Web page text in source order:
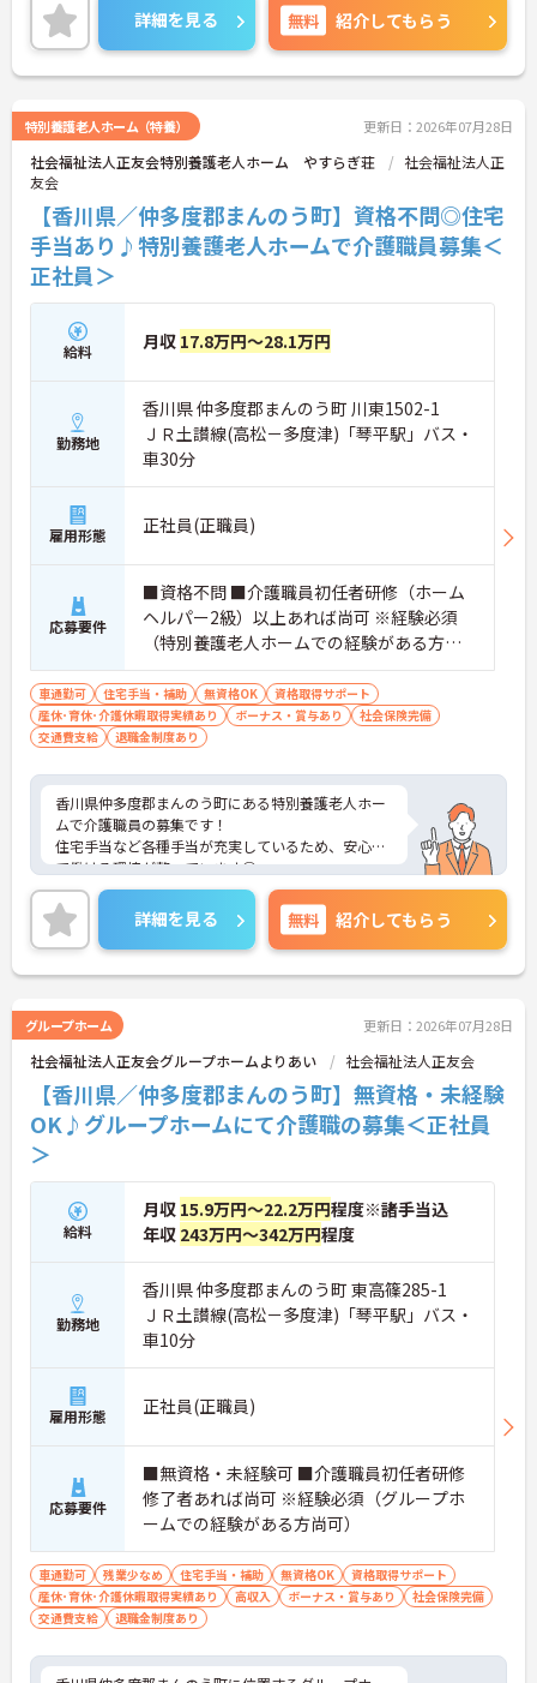
ご興味のある方には、面接対策ポイントなどさらに
詳細をお話いたしますので、お気軽にご相談くださ
い。
詳細を見る 無料 紹介してもらう
特別養護老人ホーム（特養） 更新日：2026年07月28日
社会福祉法人正友会特別養護老人ホーム やすらぎ荘
社会福祉法人正
友会
【香川県／仲多度郡まんのう町】資格不問◎住宅
手当あり♪特別養護老人ホームで介護職員募集＜
正社員＞
給料 月収 17.8万円～28.1万円
勤務地
香川県 仲多度郡まんのう町 川東1502-1
ＪＲ土讃線(高松－多度津)「琴平駅」バス・
車30分
雇用形態 正社員(正職員)
応募要件
■資格不問 ■介護職員初任者研修（ホーム
ヘルパー2級）以上あれば尚可 ※経験必須
（特別養護老人ホームでの経験がある方尚
可）
車通勤可 住宅手当・補助 無資格OK
資格取得サポート
産休･育休･介護休暇取得実績あり
ボーナス・賞与あり
社会保険完備
交通費支給
退職金制度あり
香川県仲多度郡まんのう町にある特別養護老人ホー
ムで介護職員の募集です！
住宅手当など各種手当が充実しているため、安心し
て働ける環境が整っています◎
また、昇給と計3.20ヵ月分の賞与実績があり、あな
たの頑張りがしっかり評価され、やりがいを持って
お仕事ができます！
ご興味ある方は面接ポイントをお伝えしますので、
お気軽にご連絡ください。
詳細を見る 無料 紹介してもらう
グループホーム 更新日：2026年07月28日
社会福祉法人正友会グループホームよりあい 社会福祉法人正友会
【香川県／仲多度郡まんのう町】無資格・未経験
OK♪グループホームにて介護職の募集＜正社員
＞
給料
月収 15.9万円～22.2万円程度※諸手当込
年収 243万円～342万円程度
勤務地
香川県 仲多度郡まんのう町 東高篠285-1
ＪＲ土讃線(高松－多度津)「琴平駅」バス・
車10分
雇用形態 正社員(正職員)
応募要件
■無資格・未経験可 ■介護職員初任者研修
修了者あれば尚可 ※経験必須（グループホ
ームでの経験がある方尚可）
車通勤可 残業少なめ 住宅手当・補助 無資格OK
資格取得サポート
産休･育休･介護休暇取得実績あり
高収入 ボーナス・賞与あり
社会保険完備
交通費支給
退職金制度あり